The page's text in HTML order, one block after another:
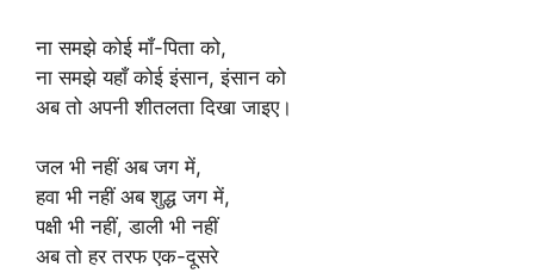
ना समझे कोई माँ-पिता को,
ना समझे यहाँ कोई इंसान, इंसान को
अब तो अपनी शीतलता दिखा जाइए।
जल भी नहीं अब जग में,
हवा भी नहीं अब शुद्ध जग में,
पक्षी भी नहीं, डाली भी नहीं
अब तो हर तरफ एक-दूसरे